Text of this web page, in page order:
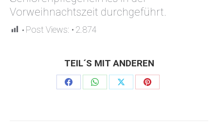
Vorweihnachtszeit durchgeführt.
Post Views: 2.874
TEIL´S MIT ANDEREN
Share
Share
Share
Share